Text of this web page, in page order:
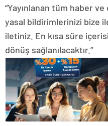
“Yayınlanan tüm haber
yasal bildirimlerinizi bize
iletiniz. En kısa süre
dönüş sağlanılacaktır.”